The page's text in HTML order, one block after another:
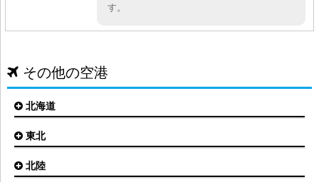
す。
その他の空港
北海道
札幌(新千歳)空港
旭川空港
東北
仙台空港
北陸